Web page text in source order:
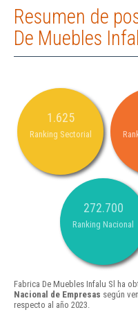
Resumen de
De Muebles
1.625
Ranking Sectorial
272.700
Ranking Nacional
Fabrica De Muebles Infalu Sl ha
Nacional de Empresas según
respecto al año 2023.